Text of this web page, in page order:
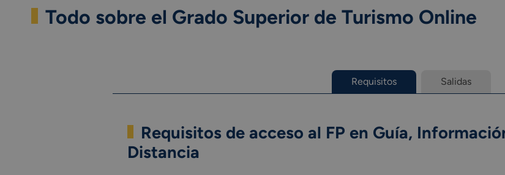
Todo sobre el Grado Superior de Turismo Online
Requisitos Salidas
Requisitos de acceso al FP en Guía,
Distancia